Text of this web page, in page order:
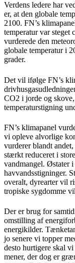
Verdens ledere har
er, at den globale
2100. FN’s
temperatur var steget
vurderede den
globale temperatur i
grader.
Det vil ifølge FN’s
CO2 i jorde og
temperaturstigning
FN’s klimapanel
vi opleve alvorlige
vurderer blandt
stærkt reduceret i
vandmangel. Østater
havvandsstigninger.
overalt, dyrearter vil
tropiske sygdomme
Der er brug for
omstilling af
energikilder.
jo senere vi topper
desto hurtigere skal
mener, der dog er